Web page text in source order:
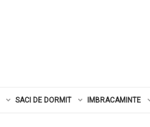
SACI DE DORMIT IMBRACAMINTE